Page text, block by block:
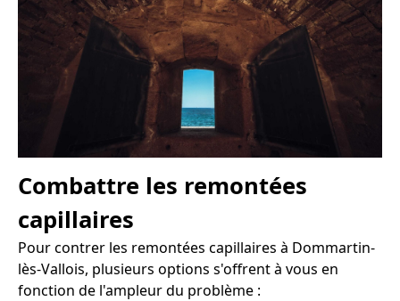
Combattre les remontées
capillaires
Pour contrer les remontées capillaires à Dommartin-
lès-Vallois, plusieurs options s'offrent à vous en
fonction de l'ampleur du problème :